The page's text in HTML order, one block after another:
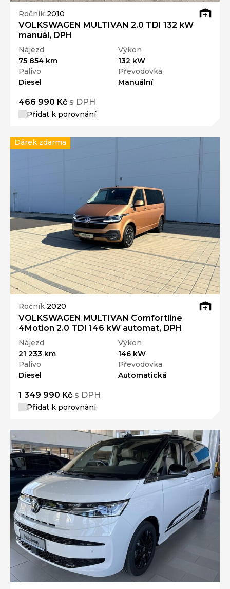
Ročník 2010
VOLKSWAGEN MULTIVAN 2.0 TDI 132 kW
manuál, DPH
Nájezd
75 854 km
Výkon
132 kW
Palivo
Diesel
Převodovka
Manuální
466 990 Kč s DPH
Přidat k porovnání
Ročník 2020
VOLKSWAGEN MULTIVAN Comfortline
4Motion 2.0 TDI 146 kW automat, DPH
Nájezd
21 233 km
Výkon
146 kW
Palivo
Diesel
Převodovka
Automatická
1 349 990 Kč s DPH
Přidat k porovnání
Dárek zdarma